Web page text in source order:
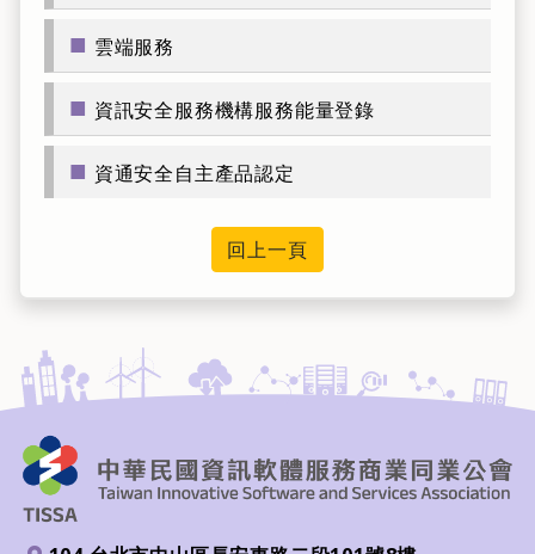
■ 雲端服務
■ 資訊安全服務機構服務能量登錄
■ 資通安全自主產品認定
回上一頁